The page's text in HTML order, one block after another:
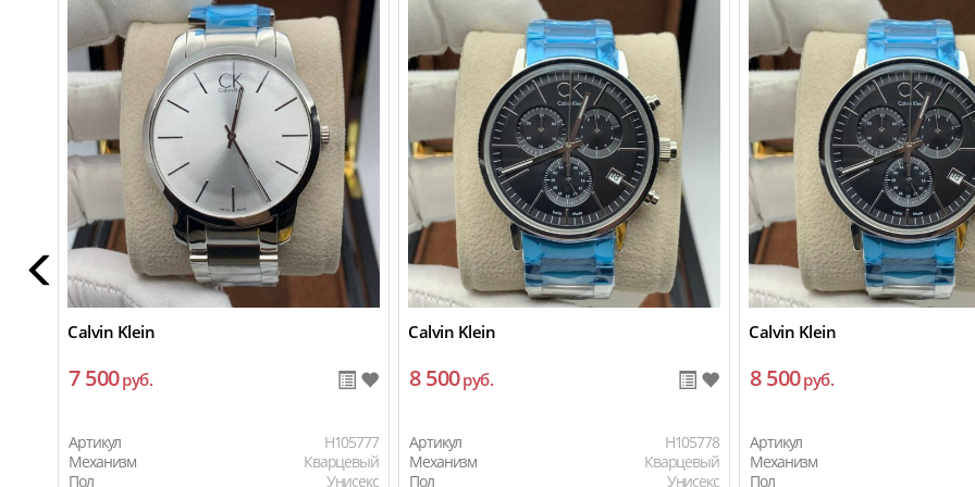
Calvin Klein
7 500руб.
Артикул
H105777
Механизм
Кварцевый
Пол
Унисекс
Calvin Klein
8 500руб.
Артикул
H105778
Механизм
Кварцевый
Пол
Унисекс
Calvin Klein
8 500руб.
Артикул
Механизм
Пол